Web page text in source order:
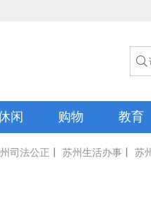

闲 购物 教育
司法公正 苏州生活办事 苏